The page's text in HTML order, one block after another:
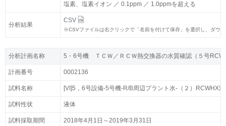
塩素、塩素イオン ／ 0.1ppm ／ 1.0ppmを超える
分析結果
CSV
※CSVファイルは右クリックで「名前を付けて保存」を選択し、ダウ
塩素、塩素イオン ／ 0.1ppm ／ 1.0ppmを超える
分析結果
CSV
※CSVファイルは右クリックで「名前を付けて保存」を選択し、ダウ
分析計画名称 5・6号機 ＴＣＷ／ＲＣＷ熱交換器の水質確認（５号RCW
計画番号 0002136
試料名称 [VI]5，6号設備-5号機-R/B周辺プラント水-（２）RCWHX
試料性状 液体
試料採取期間 2018年4月1日～2019年3月31日
分析計画名称 5・6号機 ＴＣＷ／ＲＣＷ熱交換器の水質確認（５号RCW
計画番号 0002136
試料名称 [VI]5，6号設備-5号機-R/B周辺プラント水-（２）RCWHX
試料性状 液体
試料採取期間 2018年4月1日～2019年3月31日